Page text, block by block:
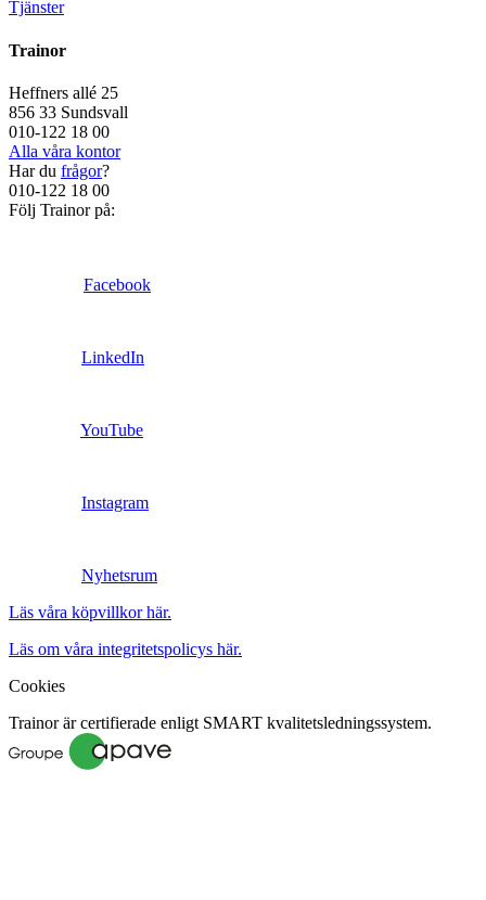
Tjänster
Trainor
Heffners allé 25
856 33 Sundsvall
010-122 18 00
Alla våra kontor
Har du frågor?
010-122 18 00
Följ Trainor på:
Facebook
LinkedIn
YouTube
Instagram
Nyhetsrum
Läs våra köpvillkor här.
Läs om våra integritetspolicys här.
Cookies
Trainor är certifierade enligt SMART kvalitetsledningssystem.